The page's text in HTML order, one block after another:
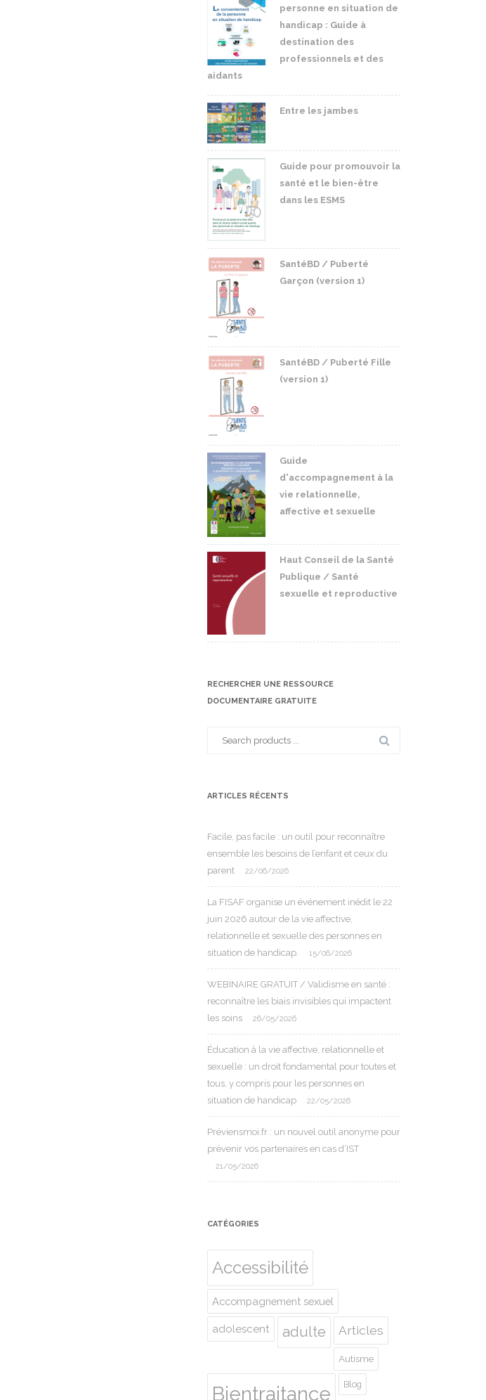
personne en situation de
handicap : Guide à
destination des
professionnels et des
aidants
Entre les jambes
Guide pour promouvoir la
santé et le bien-être
dans les ESMS
SantéBD / Puberté
Garçon (version 1)
SantéBD / Puberté Fille
(version 1)
Guide
d'accompagnement à la
vie relationnelle,
affective et sexuelle
Haut Conseil de la Santé
Publique / Santé
sexuelle et reproductive
RECHERCHER UNE RESSOURCE
DOCUMENTAIRE GRATUITE
ARTICLES RÉCENTS
Facile, pas facile : un outil pour reconnaître
ensemble les besoins de l’enfant et ceux du
parent
22/06/2026
La FISAF organise un événement inédit le 22
juin 2026 autour de la vie affective,
relationnelle et sexuelle des personnes en
situation de handicap.
15/06/2026
WEBINAIRE GRATUIT / Validisme en santé :
reconnaître les biais invisibles qui impactent
les soins
26/05/2026
Éducation à la vie affective, relationnelle et
sexuelle : un droit fondamental pour toutes et
tous, y compris pour les personnes en
situation de handicap
22/05/2026
Préviensmoi.fr : un nouvel outil anonyme pour
prévenir vos partenaires en cas d’IST
21/05/2026
CATÉGORIES
Accessibilité
Accompagnement sexuel
adolescent adulte Articles
Autisme
Bientraitance Blog